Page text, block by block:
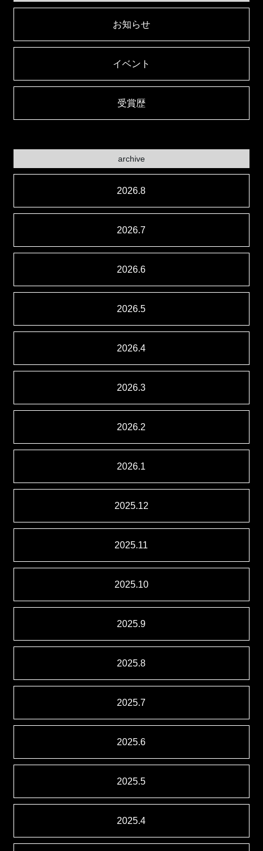
お知らせ
イベント
受賞歴
archive
2026.8
2026.7
2026.6
2026.5
2026.4
2026.3
2026.2
2026.1
2025.12
2025.11
2025.10
2025.9
2025.8
2025.7
2025.6
2025.5
2025.4